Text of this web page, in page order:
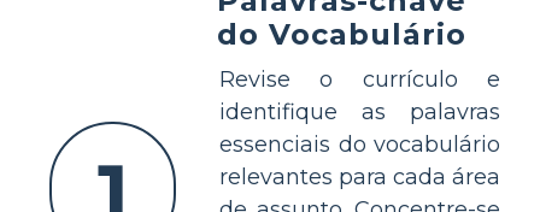
do Vocabulário
Revise o currículo e
identifique as palavras
essenciais do vocabulário
relevantes para cada área